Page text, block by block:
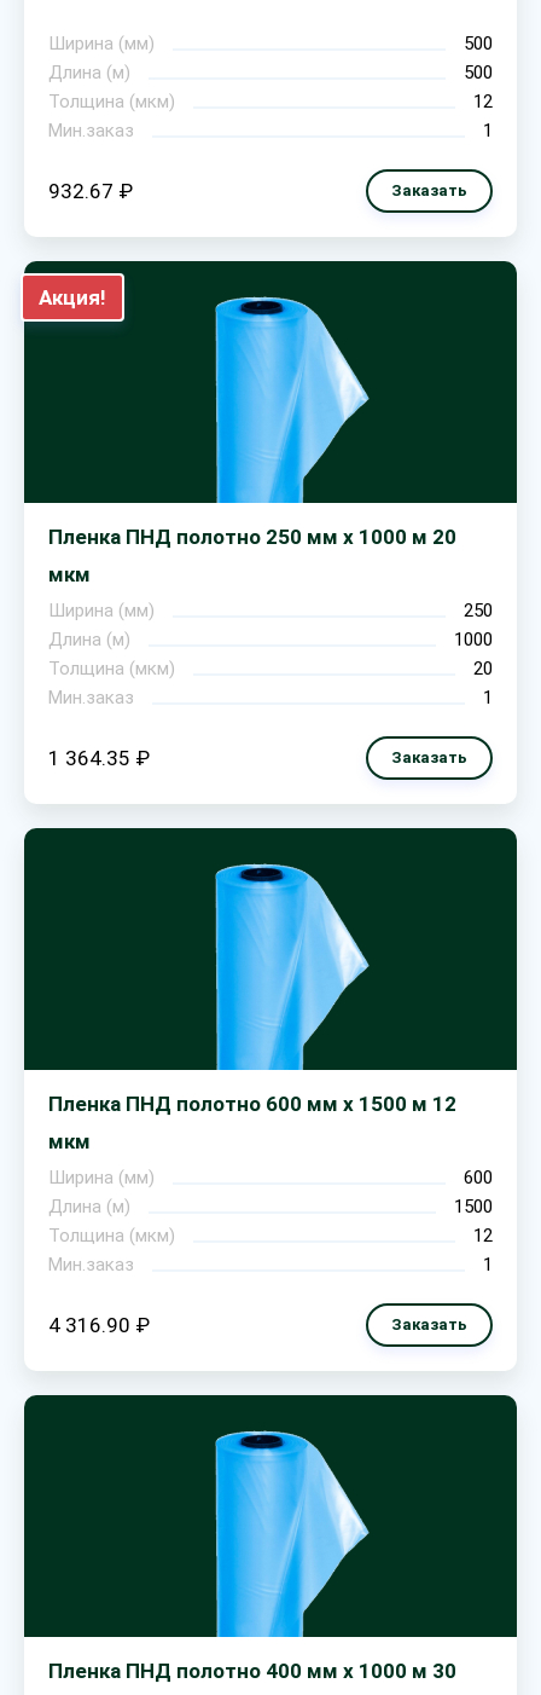
Ширина (мм)
500
Длина (м)
500
Толщина (мкм)
12
Мин.заказ
1
932.67 ₽ Заказать
Акция!
Пленка ПНД полотно 250 мм х 1000 м 20
мкм
Ширина (мм)
250
Длина (м)
1000
Толщина (мкм)
20
Мин.заказ
1
1 364.35 ₽ Заказать
Пленка ПНД полотно 600 мм х 1500 м 12
мкм
Ширина (мм)
600
Длина (м)
1500
Толщина (мкм)
12
Мин.заказ
1
4 316.90 ₽ Заказать
Пленка ПНД полотно 400 мм х 1000 м 30